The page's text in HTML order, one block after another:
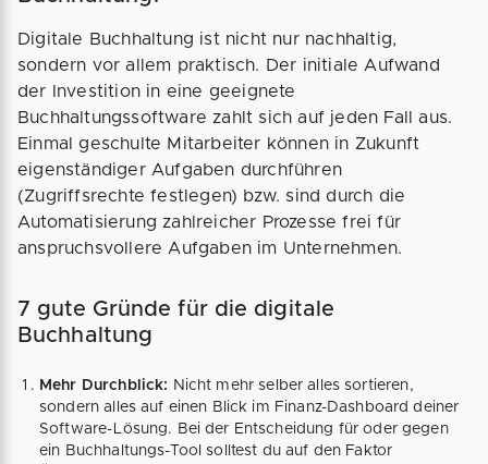
Digitale Buchhaltung ist nicht nur nachhaltig,
sondern vor allem praktisch. Der initiale Aufwand
der Investition in eine geeignete
Buchhaltungssoftware zahlt sich auf jeden Fall aus.
Einmal geschulte Mitarbeiter können in Zukunft
eigenständiger Aufgaben durchführen
(Zugriffsrechte festlegen) bzw. sind durch die
Automatisierung zahlreicher Prozesse frei für
anspruchsvollere Aufgaben im Unternehmen.
7 gute Gründe für die digitale
Buchhaltung
Mehr Durchblick: Nicht mehr selber alles sortieren,
sondern alles auf einen Blick im Finanz-Dashboard deiner
Software-Lösung. Bei der Entscheidung für oder gegen
ein Buchhaltungs-Tool solltest du auf den Faktor